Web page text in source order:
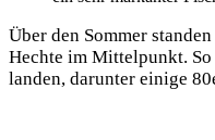
Über den Som­mer
Hech­te im Mit­tel­punkt.
lan­den, dar­un­ter eini­ge